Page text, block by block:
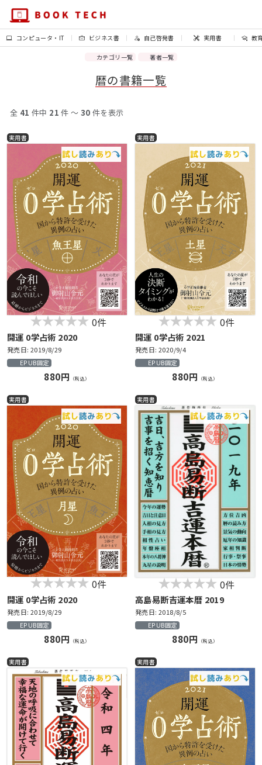
コンピュータ・IT ビジネス書 自己啓発書 実用書 教
カテゴリ一覧 著者一覧
暦の書籍一覧
全 41 件中 21 件 〜 30 件を表示
実用書
0件
開運 0学占術 2020
発売日: 2019/8/29
EPUB固定
880円 （税込）
実用書
0件
開運 0学占術 2021
発売日: 2020/9/4
EPUB固定
880円 （税込）
実用書
0件
開運 0学占術 2020
発売日: 2019/8/29
EPUB固定
880円 （税込）
実用書
0件
高島易断吉運本暦 2019
発売日: 2018/8/5
EPUB固定
880円 （税込）
実用書 実用書